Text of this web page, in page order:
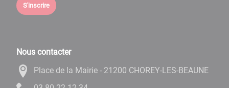
S'inscrire
Nous contacter
Place de la Mairie - 21200 CHOREY-LES-BEAUNE